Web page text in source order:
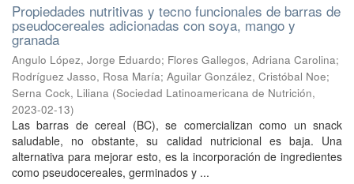
Propiedades nutritivas y tecno funcionales de barras de
pseudocereales adicionadas con soya, mango y
granada
Angulo López, Jorge Eduardo; Flores Gallegos, Adriana Carolina;
Rodríguez Jasso, Rosa María; Aguilar González, Cristóbal Noe;
Serna Cock, Liliana (Sociedad Latinoamericana de Nutrición,
2023-02-13)
Las barras de cereal (BC), se comercializan como un snack
saludable, no obstante, su calidad nutricional es baja. Una
alternativa para mejorar esto, es la incorporación de ingredientes
como pseudocereales, germinados y ...